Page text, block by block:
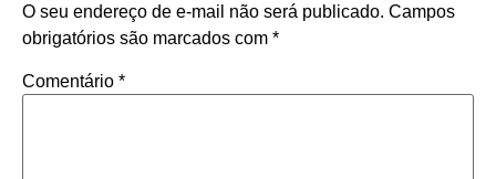
O seu endereço de e-mail não será publicado. Campos
obrigatórios são marcados com *
Comentário *